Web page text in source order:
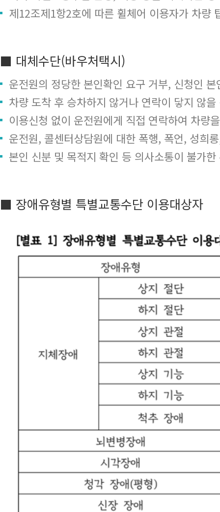
제12조제1항2호에 따른 휠체어 이용자가 차량
■ 대체수단(바우처택시)
운전원의 정당한 본인확인 요구 거부, 신청인
차량 도착 후 승차하지 않거나 연락이 닿지 않을
이용신청 없이 운전원에게 직접 연락하여 차량
운전원, 콜센터상담원에 대한 폭행, 폭언, 성희
본인 신분 및 목적지 확인 등 의사소통이 불가한
■ 장애유형별 특별교통수단 이용대상자